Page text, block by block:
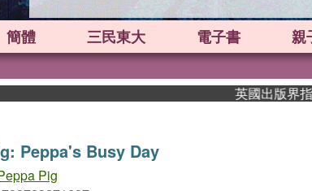
簡體 三民東大 電子書 親
英國出版界指標大
Peppa's Busy Day
Pig